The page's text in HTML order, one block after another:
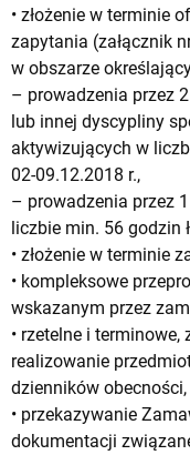
• złożenie w terminie
zapytania (załącznik
w obszarze
– prowadzenia przez
lub innej dyscypliny
aktywizujących w
02-09.12.2018 r.,
– prowadzenia przez
liczbie min. 56 godzin
• złożenie w terminie
• kompleksowe
wskazanym przez
• rzetelne i
realizowanie
dzienników
• przekazywanie
dokumentacji